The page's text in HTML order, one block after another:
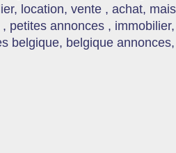
location, vente , achat,
petites annonces ,
belgique, belgique